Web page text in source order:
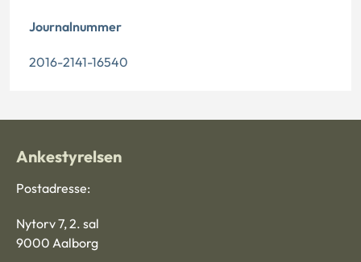
Journalnummer
2016-2141-16540
Ankestyrelsen
Postadresse:
Nytorv 7, 2. sal
9000 Aalborg